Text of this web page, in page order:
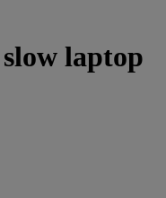
laptop